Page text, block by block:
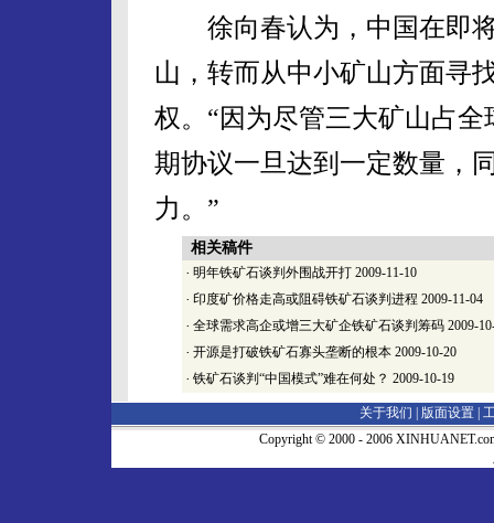
徐向春认为，中国在即将
山，转而从中小矿山方面寻
权。“因为尽管三大矿山占
期协议一旦达到一定数量，
力。”
相关稿件
· 明年铁矿石谈判外围战开打 2009-11-10
· 印度矿价格走高或阻碍铁矿石谈判进程 2009-11-04
· 全球需求高企或增三大矿企铁矿石谈判筹码 2009-
· 开源是打破铁矿石寡头垄断的根本 2009-10-20
· 铁矿石谈判“中国模式”难在何处？ 2009-10-19
关于我们 | 版面设置
Copyright © 2000 - 2006